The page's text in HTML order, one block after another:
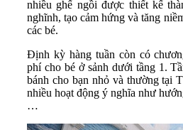
nhiều ghế ngồi được thiết kế
nghĩnh, tạo cảm hứng và tăng
các bé.
Định kỳ hàng tuần còn có
phí cho bé ở sảnh dưới tầng 1.
bánh cho bạn nhỏ và thường tại
nhiều hoạt động ý nghĩa như
…